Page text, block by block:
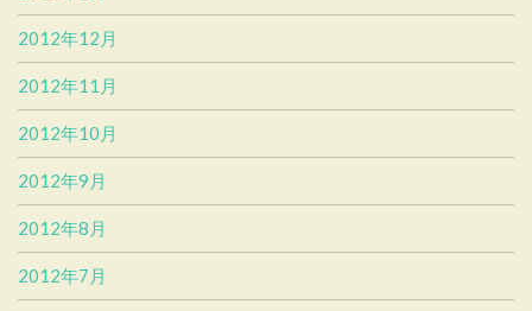
2012年12月
2012年11月
2012年10月
2012年9月
2012年8月
2012年7月